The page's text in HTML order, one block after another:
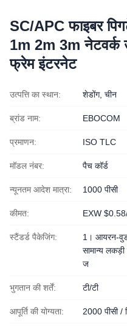
SC/APC फाइबर
1m 2m 3m नेटवर्क
फ्रेम इंटरनेट
उत्पत्ति का स्थान: शेडोंग, चीन
ब्रांड नाम: EBOCOM
प्रमाणन: ISO TLC
मॉडल नंबर: पैच कॉर्ड
न्यूनतम आदेश मात्रा: 1000 पीसी
कीमत: EXW
स्टैंडर्ड पैकेजिंग:
1। आयरन-
सामान्य
ज
भुगतान की शर्तें: टी/टी
आपूर्ति की योग्यता: 2000 पीसी /